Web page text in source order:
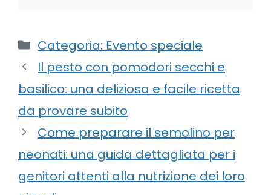
Categorie
Categoria: Evento speciale
Il pesto con pomodori secchi e
basilico: una deliziosa e facile ricetta
da provare subito
Come preparare il semolino per
neonati: una guida dettagliata per i
genitori attenti alla nutrizione dei loro